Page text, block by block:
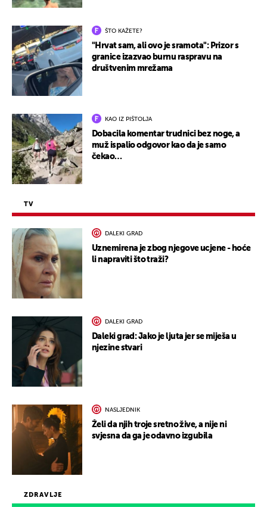
ZDRAVLJE
ŠTO KAŽETE?
"Hrvat sam, ali ovo je sramota": Prizor s
granice izazvao burnu raspravu na
društvenim mrežama
KAO IZ PIŠTOLJA
Dobacila komentar trudnici bez noge, a
muž ispalio odgovor kao da je samo
čekao…
TV
DALEKI GRAD
Uznemirena je zbog njegove ucjene - hoće
li napraviti što traži?
DALEKI GRAD
Daleki grad: Jako je ljuta jer se miješa u
njezine stvari
NASLJEDNIK
Želi da njih troje sretno žive, a nije ni
svjesna da ga je odavno izgubila